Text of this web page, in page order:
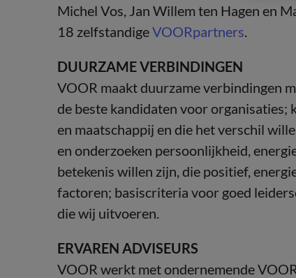
Michel Vos, Jan Willem ten Hagen en
18 zelfstandigeVOORpartners
DUURZAME VERBINDINGEN
VOOR maakt duurzame verbindingen
de beste kandidaten voor organisaties;
en maatschappij en die het verschil
en onderzoeken persoonlijkheid,
betekenis willen zijn, die positief,
factoren; basiscriteria voor goed
die wij uitvoeren.
ERVAREN ADVISEURS
VOOR werkt met ondernemende